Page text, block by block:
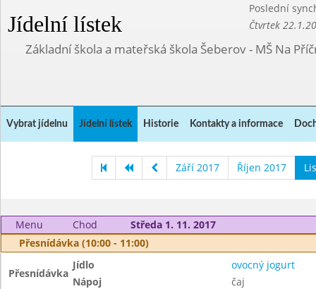
Jídelní lístek
Poslední
Čtvrtek
Základní škola a mateřská škola Šeberov - MŠ Na
Vybrat jídelnu Jídelní lístek Historie Kontakty a informace
Září 2017 Říjen 2017
Menu Chod
Středa 1. 11. 2017
Přesnídávka (10:00 - 11:00)
Přesnídávka
Jídlo
ovocný jogurt
Nápoj
čaj